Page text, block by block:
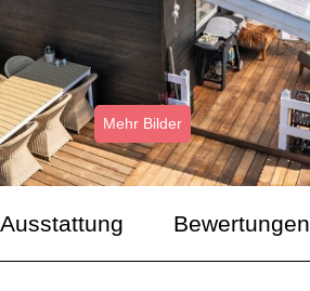
Mehr Bilder
Ausstattung Bewertungen